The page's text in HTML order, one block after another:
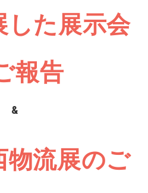
した展示会
報告
&
物流展のご